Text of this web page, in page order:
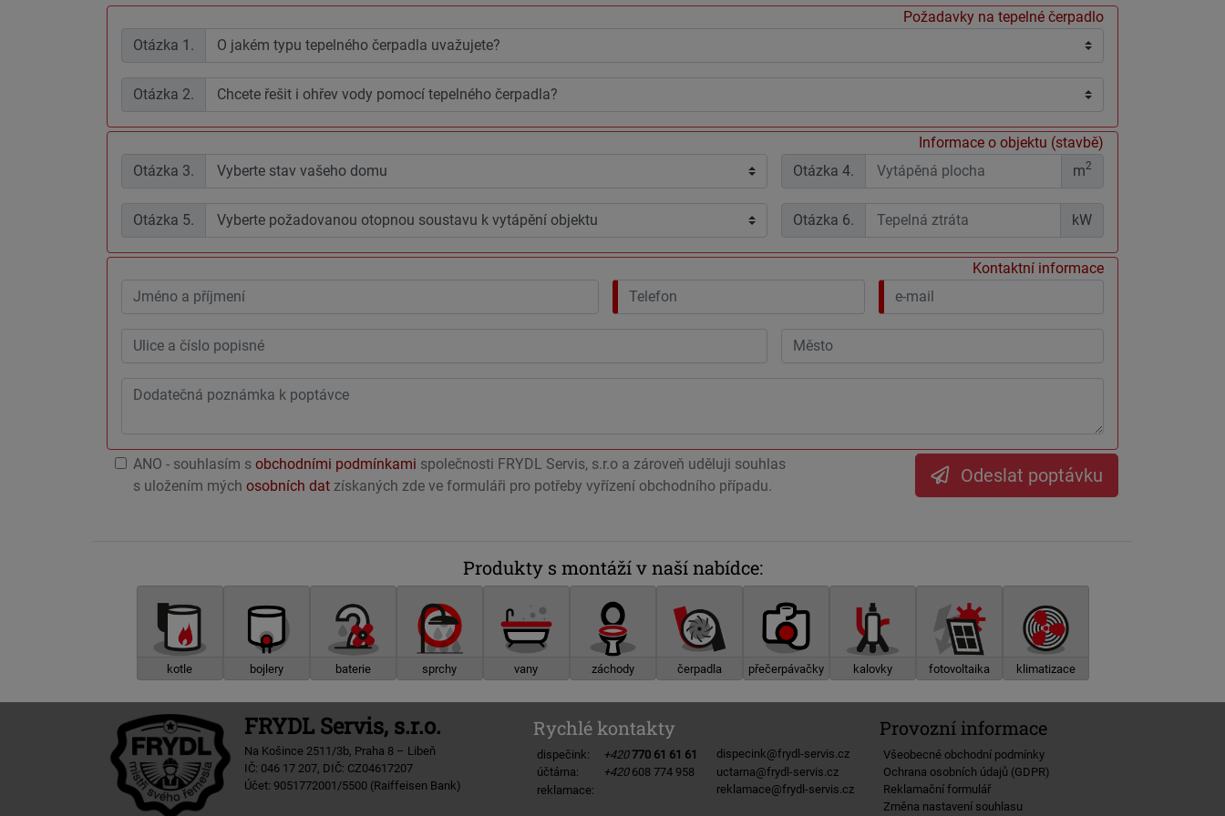
Požadavky na tepelné čerpadlo
Otázka 1.
Otázka 2.
Informace o objektu (stavbě)
Otázka 3. Otázka 4. m2
Otázka 5. Otázka 6. kW
Kontaktní informace
ANO - souhlasím s obchodními podmínkami společnosti FRYDL Servis, s.r.o a zároveň uděluji souhlas
s uložením mých osobních dat získaných zde ve formuláři pro potřeby vyřízení obchodního případu. Odeslat poptávku
Produkty s montáží v naší nabídce:
kotle bojlery baterie sprchy vany záchody čerpadla přečerpávačky kalovky fotovoltaika klimatizace
FRYDL Servis, s.r.o.
Na Košince 2511/3b, Praha 8 – Libeň
IČ: 046 17 207, DIČ: CZ04617207
Účet: 9051772001/5500 (Raiffeisen Bank)
Rychlé kontakty
dispečink: +420770 61 61 61
dispecink@frydl-servis.cz
účtárna:
+420608 774 958
uctarna@frydl-servis.cz
reklamace:
reklamace@frydl-servis.cz
Provozní informace
Všeobecné obchodní podmínky
Ochrana osobních údajů (GDPR)
Reklamační formulář
Změna nastavení souhlasu